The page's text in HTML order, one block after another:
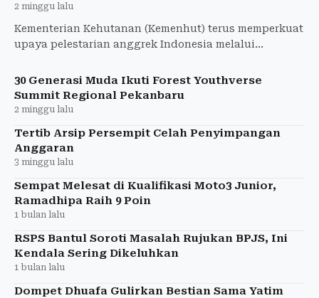
2 minggu lalu
Kementerian Kehutanan (Kemenhut) terus memperkuat
upaya pelestarian anggrek Indonesia melalui
edukasi
30 Generasi Muda Ikuti Forest Youthverse
Summit Regional Pekanbaru
2 minggu lalu
Tertib Arsip Persempit Celah Penyimpangan
Anggaran
3 minggu lalu
Sempat Melesat di Kualifikasi Moto3 Junior,
Ramadhipa Raih 9 Poin
1 bulan lalu
RSPS Bantul Soroti Masalah Rujukan BPJS, Ini
Kendala Sering Dikeluhkan
1 bulan lalu
Dompet Dhuafa Gulirkan Bestian Sama Yatim